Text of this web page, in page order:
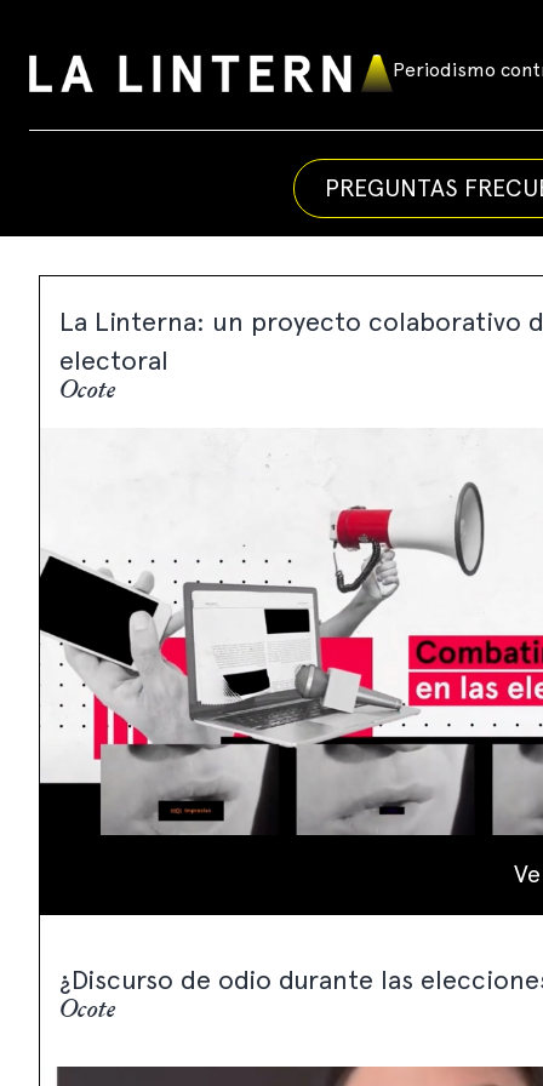
content
Periodismo
La
PREGUNTAS
La Linterna: un proyecto colaborativo
electoral
Ocote
¿Discurso de odio durante las
Ocote